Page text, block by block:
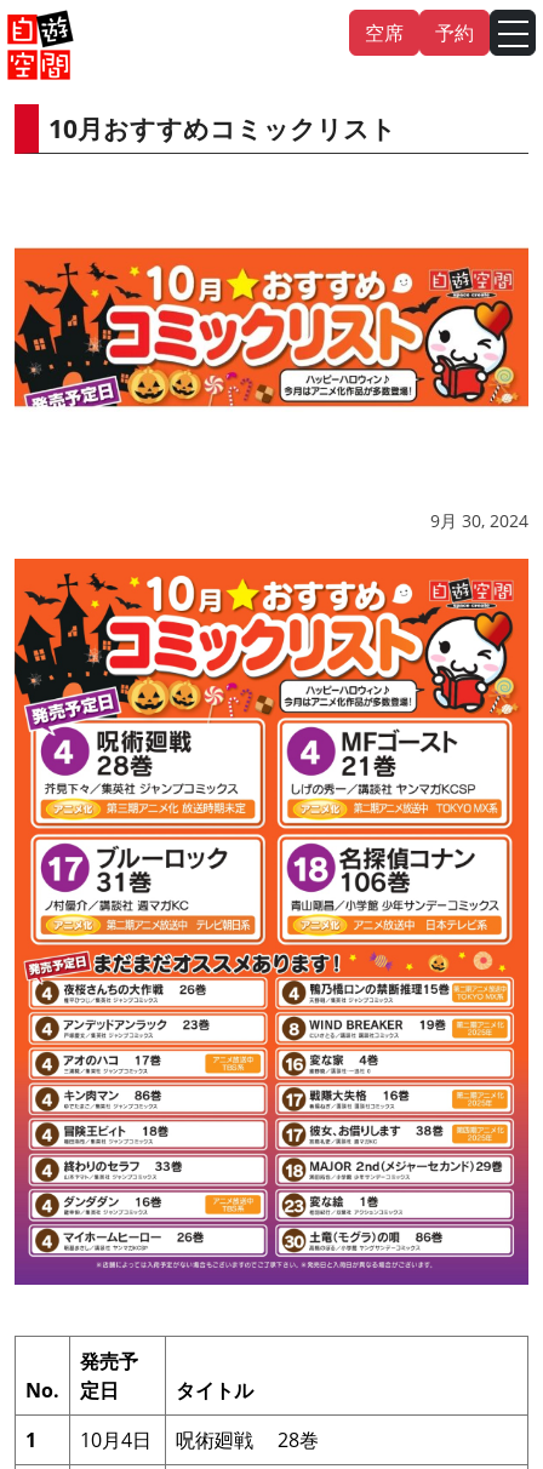
Skip
to
content
空席 予約
10月おすすめコミックリスト
9月 30, 2024
No.
発売予
定日
タイトル
1
10月4日
呪術廻戦 28巻
English 中文（繁體） 中文（简体）
日本語